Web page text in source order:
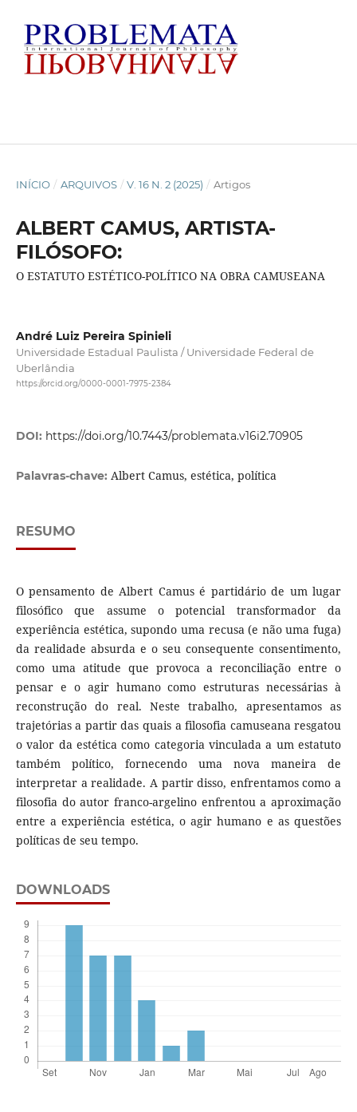
INÍCIO / ARQUIVOS / V. 16 N. 2 (2025) / Artigos
ALBERT CAMUS, ARTISTA-
FILÓSOFO:
O ESTATUTO ESTÉTICO-POLÍTICO NA OBRA CAMUSEANA
André Luiz Pereira Spinieli
Universidade Estadual Paulista / Universidade Federal de
Uberlândia
https://orcid.org/0000-0001-7975-2384
DOI: https://doi.org/10.7443/problemata.v16i2.70905
Palavras-chave: Albert Camus, estética, política
RESUMO
O pensamento de Albert Camus é partidário de um lugar
filosófico que assume o potencial transformador da
experiência estética, supondo uma recusa (e não uma fuga)
da realidade absurda e o seu consequente consentimento,
como uma atitude que provoca a reconciliação entre o
pensar e o agir humano como estruturas necessárias à
reconstrução do real. Neste trabalho, apresentamos as
trajetórias a partir das quais a filosofia camuseana resgatou
o valor da estética como categoria vinculada a um estatuto
também político, fornecendo uma nova maneira de
interpretar a realidade. A partir disso, enfrentamos como a
filosofia do autor franco-argelino enfrentou a aproximação
entre a experiência estética, o agir humano e as questões
políticas de seu tempo.
DOWNLOADS